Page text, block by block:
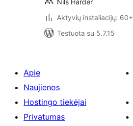
Nils Harder
Aktyvių instaliacijų: 60+
Testuota su 5.7.15
Apie
Naujienos
Hostingo tiekėjai
Privatumas